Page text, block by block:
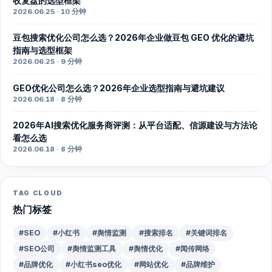
2026.06.25 · 10 分钟
豆包搜索优化公司怎么选？2026年企业做豆包 GEO 优化的避坑
指南与选型框架
2026.06.25 · 9 分钟
GEO优化公司怎么选？2026年企业选型指南与避坑建议
2026.06.18 · 8 分钟
2026年AI搜索优化服务商评测：从平台适配、信源建设与方法论
看怎么选
2026.06.18 · 8 分钟
TAG CLOUD
热门标签
#SEO #小红书 #舆情监测 #搜索排名
#关键词排名
#SEO公司
#舆情监测工具 #舆情优化
#闻传网络
#品牌优化
#小红书seo优化 #网站优化
#品牌维护